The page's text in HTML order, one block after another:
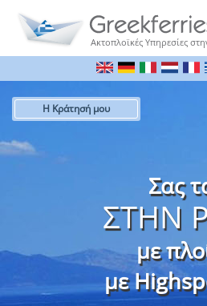
Ακτοπλοϊκές Υπηρεσίες
Η Κράτησή μου
Σας
ΣΤΗΝ
με
με